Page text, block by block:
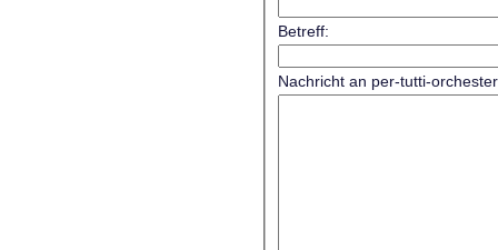
Betreff:
Nachricht an per-tutti-